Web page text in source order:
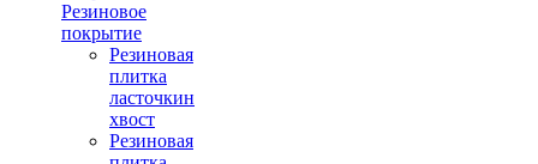
Резиновое
покрытие
Резиновая
плитка
ласточкин
хвост
Резиновая